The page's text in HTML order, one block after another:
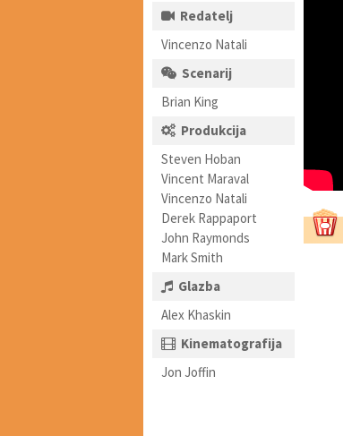
Redatelj
Vincenzo Natali
Scenarij
Brian King
Produkcija
Steven Hoban
Vincent Maraval
Vincenzo Natali
Derek Rappaport
John Raymonds
Mark Smith
Glazba
Alex Khaskin
Kinematografija
Jon Joffin